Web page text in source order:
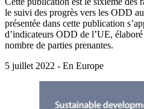
le suivi des progrès vers les ODD
présentée dans cette publication
d’indicateurs ODD de l’UE,
nombre de parties prenantes.
5 juillet 2022 - En Europe